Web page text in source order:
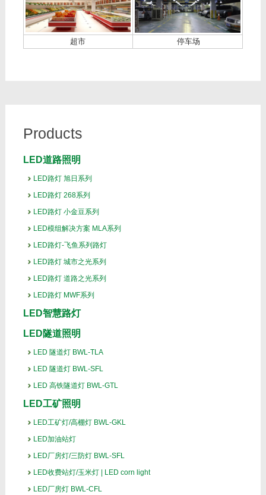
超市 停车场
Products
LED道路照明
LED路灯 旭日系列
LED路灯 268系列
LED路灯 小金豆系列
LED模组解决方案 MLA系列
LED路灯-飞鱼系列路灯
LED路灯 城市之光系列
LED路灯 道路之光系列
LED路灯 MWF系列
LED智慧路灯
LED隧道照明
LED 隧道灯 BWL-TLA
LED 隧道灯 BWL-SFL
LED 高铁隧道灯 BWL-GTL
LED工矿照明
LED工矿灯/高棚灯 BWL-GKL
LED加油站灯
LED厂房灯/三防灯 BWL-SFL
LED收费站灯/玉米灯 | LED corn light
LED厂房灯 BWL-CFL